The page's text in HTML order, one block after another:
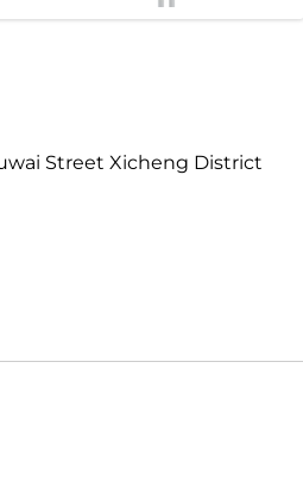
Street Xicheng District